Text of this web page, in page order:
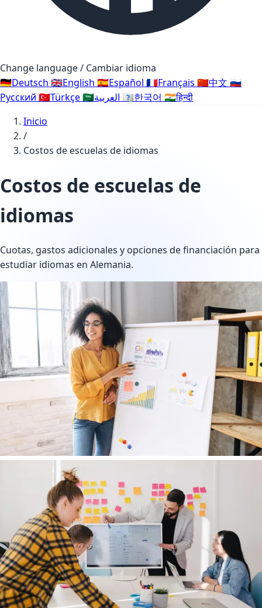
Change language / Cambiar idioma
🇩🇪Deutsch 🇬🇧English 🇪🇸Español 🇫🇷Français 🇨🇳中文 🇷🇺
Русский 🇹🇷Türkçe🇸🇦 🇰🇷한국어 🇮🇳हिन्दी
Inicio
/
Costos de escuelas de idiomas
Costos de escuelas de
idiomas
Cuotas, gastos adicionales y opciones de financiación para
estudiar idiomas en Alemania.